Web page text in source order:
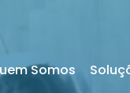
Somos